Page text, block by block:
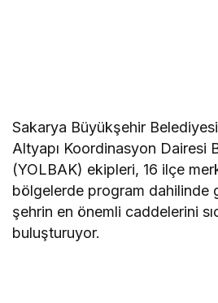
Sakarya Büyükşehir
Altyapı Koordinasyon Dairesi
(YOLBAK) ekipleri, 16 ilçe
bölgelerde program dahilinde
şehrin en önemli caddelerini
buluşturuyor.